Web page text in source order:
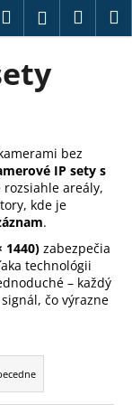
Hľadať
bez
IP sety s
areály,
kde je
.
1440) zabezpečia
technológii
– každý
čo výrazne